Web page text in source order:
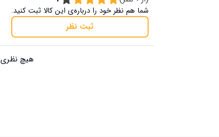
شما هم نظر خود را درباره‌ی این کالا ثبت کنید.
ثبت نظر
هیچ نظری